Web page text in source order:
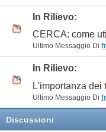
In Rilievo:
CERCA: come
Ultimo Messaggio Di
In Rilievo:
L'importanza
Ultimo Messaggio Di
Discussioni